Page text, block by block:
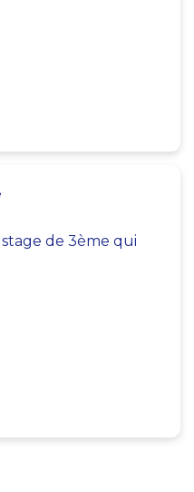
de 3ème qui